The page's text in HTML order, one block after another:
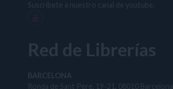
Suscríbete a nuestro canal de youtube.
Red de Librerías
BARCELONA
Ronda de Sant Pere, 19-21, 08010 Barcelona